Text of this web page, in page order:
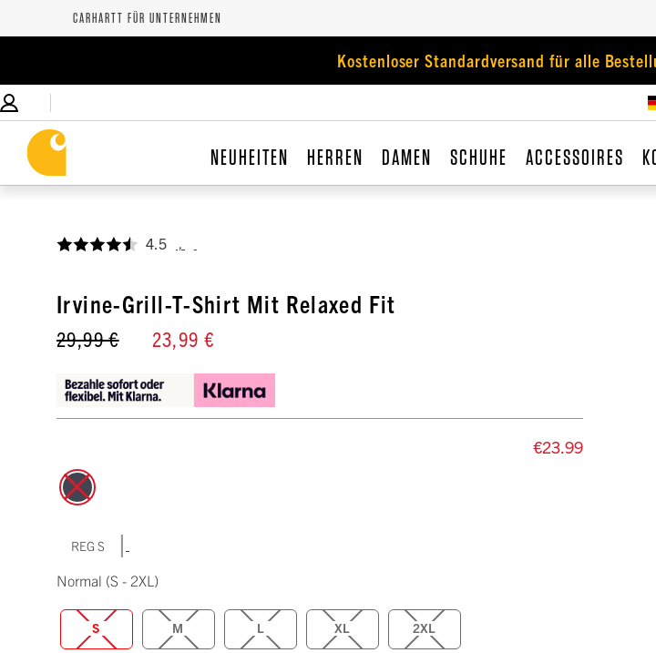
CARHARTT FÜR UNTERNEHMEN
Kostenloser Standardversand für alle
NEUHEITEN HERREN DAMEN SCHUHE ACCESSOIRES
4.5
Irvine-Grill-T-Shirt Mit Relaxed Fit
29,99 € 23,99 €
€23.99
REG S |
Normal (S - 2XL)
S M L XL 2XL